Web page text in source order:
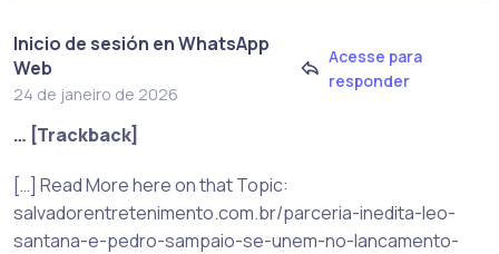
Inicio de sesión en WhatsApp
Web
24 de janeiro de 2026
Acesse para
responder
… [Trackback]
[…] Read More here on that Topic:
salvadorentretenimento.com.br/parceria-inedita-leo-
santana-e-pedro-sampaio-se-unem-no-lancamento-